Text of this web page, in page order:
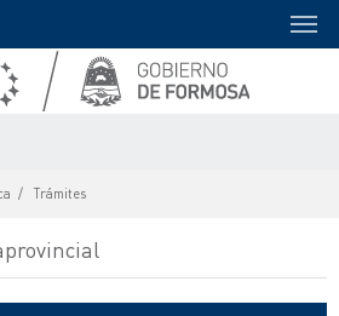
Trámites